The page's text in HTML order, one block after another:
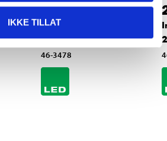
IKKE TILLAT
269,-
Jordlampe, LED, 100
lm
46-3478